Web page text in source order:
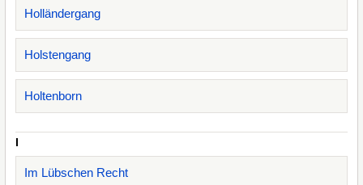
Holländergang
Holstengang
Holtenborn
I
Im Lübschen Recht